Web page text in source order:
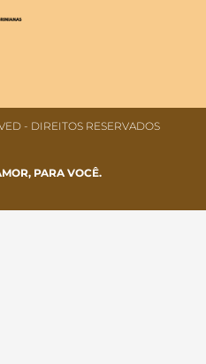
- DIREITOS RESERVADOS
PARA VOCÊ.